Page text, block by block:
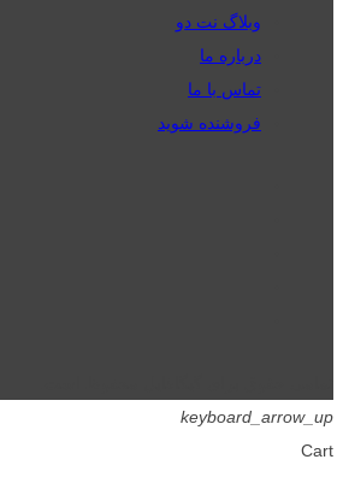
وبلاگ نت دو
درباره ما
تماس با ما
فروشنده شوید
keyboard_arrow_up
Cart